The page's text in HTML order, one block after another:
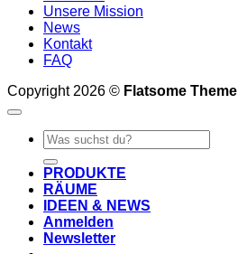
Unsere Mission
News
Kontakt
FAQ
Copyright 2026 © Flatsome Theme
Suche
nach:
PRODUKTE
RÄUME
IDEEN & NEWS
Anmelden
Newsletter